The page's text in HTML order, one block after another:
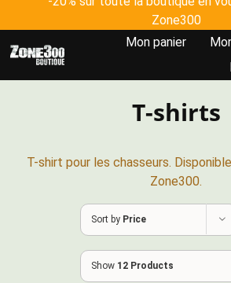
to
content
Zone300
Mon panier
Tous les produits
Johanna Clermont
Plateforme Zone300
T-shirts
T-shirt pour les chasseurs.
Zone300.
Sort by Price
Show 12 Products